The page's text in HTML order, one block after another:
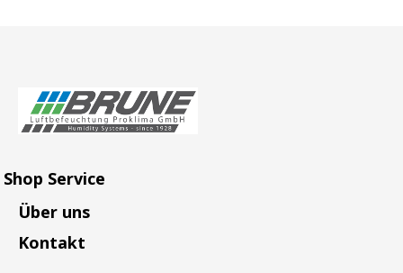
Shop Service
Über uns
Kontakt